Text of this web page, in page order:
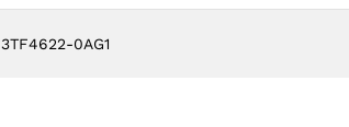
3TF4622-0AG1